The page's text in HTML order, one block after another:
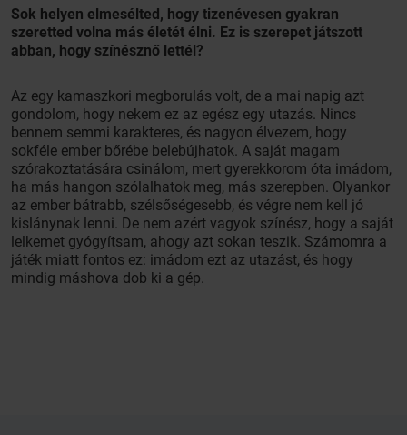
Sok helyen elmesélted, hogy tizenévesen gyakran
szeretted volna más életét élni. Ez is szerepet játszott
abban, hogy színésznő lettél?
Az egy kamaszkori megborulás volt, de a mai napig azt
gondolom, hogy nekem ez az egész egy utazás. Nincs
bennem semmi karakteres, és nagyon élvezem, hogy
sokféle ember bőrébe belebújhatok. A saját magam
szórakoztatására csinálom, mert gyerekkorom óta imádom,
ha más hangon szólalhatok meg, más szerepben. Olyankor
az ember bátrabb, szélsőségesebb, és végre nem kell jó
kislánynak lenni. De nem azért vagyok színész, hogy a saját
lelkemet gyógyítsam, ahogy azt sokan teszik. Számomra a
játék miatt fontos ez: imádom ezt az utazást, és hogy
mindig máshova dob ki a gép.